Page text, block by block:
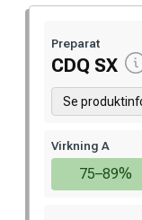
Preparat
CDQ SX
Se
Virkning A
75–89%